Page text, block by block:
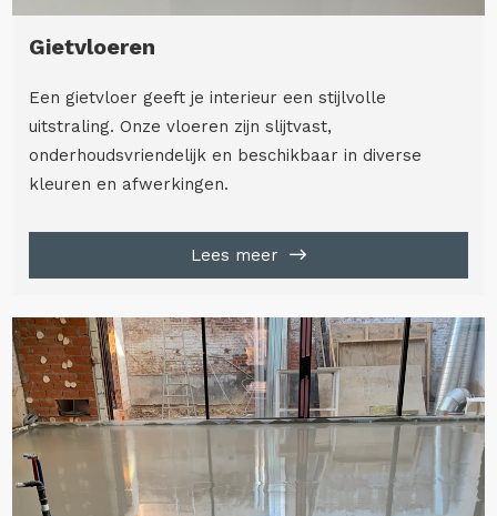
Gietvloeren
Een gietvloer geeft je interieur een stijlvolle
uitstraling. Onze vloeren zijn slijtvast,
onderhoudsvriendelijk en beschikbaar in diverse
kleuren en afwerkingen.
Lees meer